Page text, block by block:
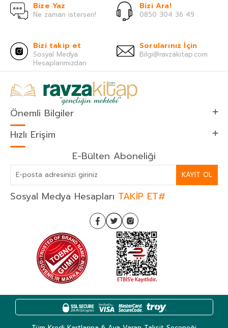
Bize Yaz
Ne zaman istersen!
Bizi Ara!
0850 304 36 49
Bizi takip et
Sosyal Medya
Hesaplarımızdan
Sorularınız İçin
Bilgi@ravzakitap.com
Önemli Bilgiler
Hızlı Erişim
E-Bülten Aboneliği
KAYIT OL
Sosyal Medya Hesapları TAKİP ET#